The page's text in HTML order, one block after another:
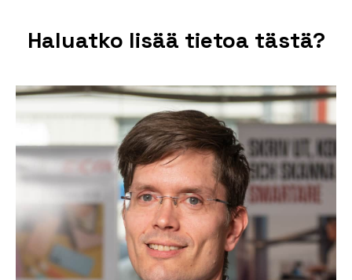
Haluatko lisää tietoa tästä?